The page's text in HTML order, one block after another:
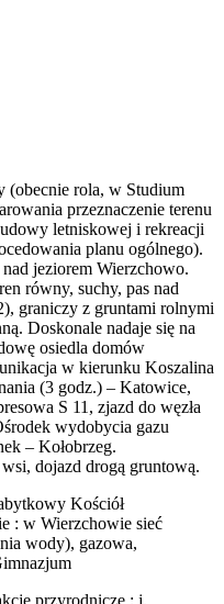
(obecnie rola, w Studium
przeznaczenie terenu
letniskowej i rekreacji
planu ogólnego).
jeziorem Wierzchowo.
równy, suchy, pas nad
graniczy z gruntami rolnymi
Doskonale nadaje się na
osiedla domów
w kierunku Koszalina
(3 godz.) – Katowice,
S 11, zjazd do węzła
wydobycia gazu
– Kołobrzeg.
dojazd drogą gruntową.
Kościół
: w Wierzchowie sieć
wody), gazowa,
przyrodnicze : j.